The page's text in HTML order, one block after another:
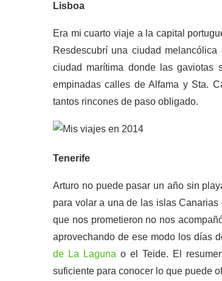
Lisboa
Era mi cuarto viaje a la capital
Resdescubrí una ciudad
ciudad marítima donde las
empinadas calles de Alfama y Sta.
tantos rincones de paso obligado.
Tenerife
Arturo no puede pasar un año sin
para volar a una de las islas
que nos prometieron no nos
aprovechando de ese modo los días
de La Laguna o el Teide. El
suficiente para conocer lo que puede